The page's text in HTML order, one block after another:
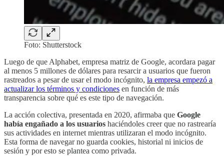
Foto: Shutterstock
Luego de que Alphabet, empresa matriz de Google, acordara pagar
al menos 5 millones de dólares para resarcir a usuarios que fueron
rastreados a pesar de usar el modo incógnito, la empresa empezó a
actualizar los términos y condiciones en función de más
transparencia sobre qué es este tipo de navegación.
La acción colectiva, presentada en 2020, afirmaba que Google
había engañado a los usuarios haciéndoles creer que no rastrearía
sus actividades en internet mientras utilizaran el modo incógnito.
Esta forma de navegar no guarda cookies, historial ni inicios de
sesión y por esto se plantea como privada.